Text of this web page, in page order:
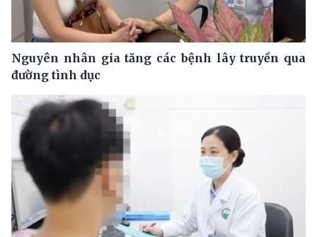
Nguyên nhân gia tăng các bệnh lây truyền qua
đường tình dục